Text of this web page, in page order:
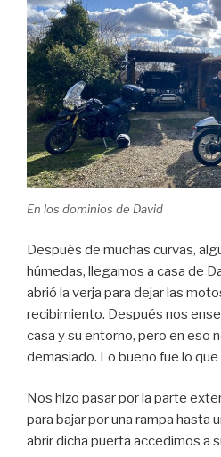
En los dominios de David
Después de muchas curvas,
húmedas, llegamos a casa de
abrió la verja para dejar las
recibimiento. Después nos
casa y su entorno, pero en eso
demasiado. Lo bueno fue lo
Nos hizo pasar por la parte
para bajar por una rampa hasta
abrir dicha puerta accedimos a